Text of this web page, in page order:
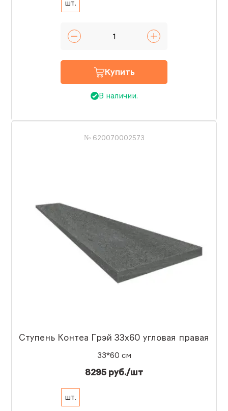
шт.
Купить
В наличии.
№ 620070002573
Ступень Контеа Грэй 33x60 угловая правая
33*60 см
8295 руб./шт
шт.